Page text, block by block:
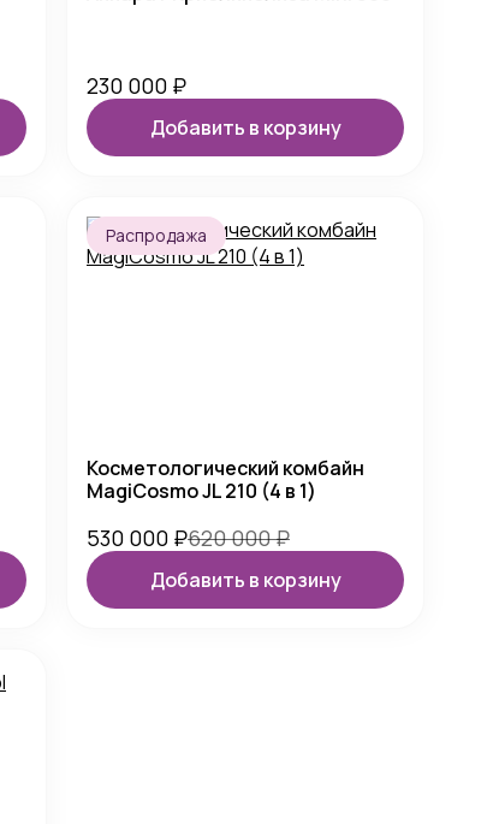
230 000 ₽
Добавить в корзину
Распродажа
Косметологический комбайн
MagiCosmo JL 210 (4 в 1)
530 000 ₽620 000₽
Добавить в корзину